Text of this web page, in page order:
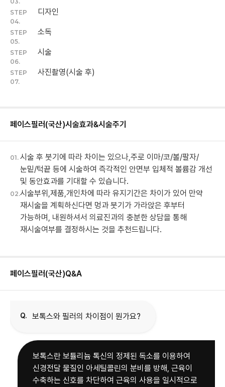
STEP
04.
디자인
STEP
05.
소독
STEP
06.
시술
STEP
07.
사진촬영(시술 후)
페이스필러(국산)시술효과&시술주기
01. 시술 후 붓기에 따라 차이는 있으나,주로 이마/코/볼/팔자/
눈밑/턱끝 등에 시술하여 즉각적인 안면부 입체적 볼륨감 개선
및 동안효과를 기대할 수 있습니다.
02.시술부위,제품,개인차에 따라 유지기간은 차이가 있어 만약
재시술을 계획하신다면 멍과 붓기가 가라앉은 후부터
가능하며, 내원하셔서 의료진과의 충분한 상담을 통해
재시술여부를 결정하시는 것을 추천드립니다.
페이스필러(국산)Q&A
Q. 보톡스와 필러의 차이점이 뭔가요?
보톡스란 보튤리늄 톡신의 정제된 독소를 이용하여
신경전달 물질인 아세틸콜린의 분비를 방해, 근육이
수축하는 신호를 차단하여 근육의 사용을 일시적으로